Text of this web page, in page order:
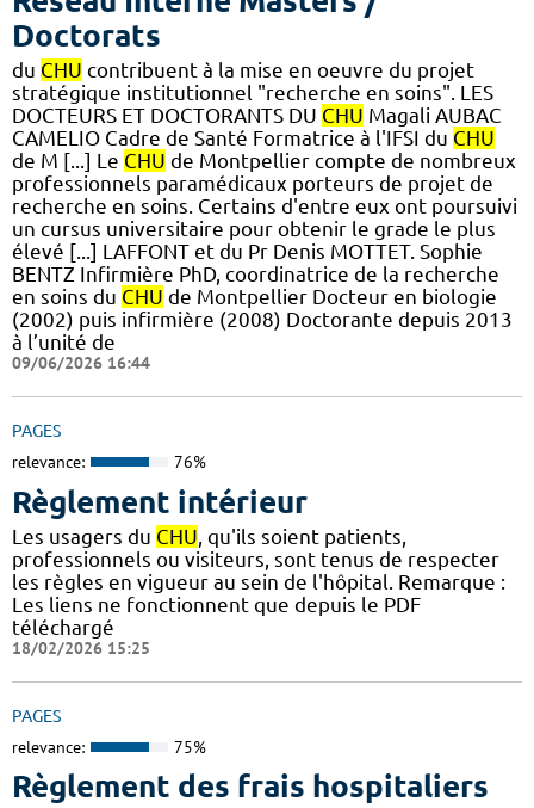
Doctorats
du CHU contribuent à la mise en oeuvre du projet
stratégique institutionnel "recherche en soins". LES
DOCTEURS ET DOCTORANTS DU CHU Magali AUBAC
CAMELIO Cadre de Santé Formatrice à l'IFSI du CHU
de M [...] Le CHU de Montpellier compte de nombreux
professionnels paramédicaux porteurs de projet de
recherche en soins. Certains d'entre eux ont poursuivi
un cursus universitaire pour obtenir le grade le plus
élevé [...] LAFFONT et du Pr Denis MOTTET. Sophie
BENTZ Infirmière PhD, coordinatrice de la recherche
en soins du CHU de Montpellier Docteur en biologie
(2002) puis infirmière (2008) Doctorante depuis 2013
à l’unité de
09/06/2026 16:44
PAGES
relevance: 76%
Règlement intérieur
Les usagers du CHU , qu'ils soient patients,
professionnels ou visiteurs, sont tenus de respecter
les règles en vigueur au sein de l'hôpital. Remarque :
Les liens ne fonctionnent que depuis le PDF
téléchargé
18/02/2026 15:25
PAGES
relevance: 75%
Règlement des frais hospitaliers